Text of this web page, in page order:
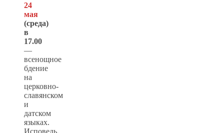
24
мая
(среда)
в
17.00
—
всенощное
бдение
на
церковно-
славянском
и
датском
языках.
Исповедь.